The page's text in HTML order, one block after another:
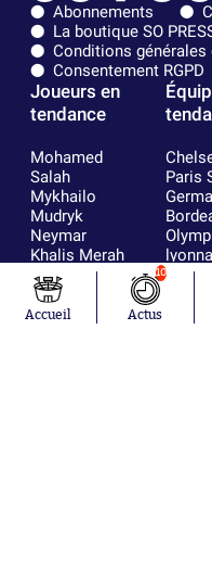
Abonnements
La boutique SO
Conditions
Consentement RGPD
Joueurs en
tendance
Mohamed
Salah
Mykhailo
Mudryk
Neymar
Khalis Merah
Loïs Openda
Moussa
Niakhaté
Paris
FIFA
Real
RC
Accueil
10
Actus